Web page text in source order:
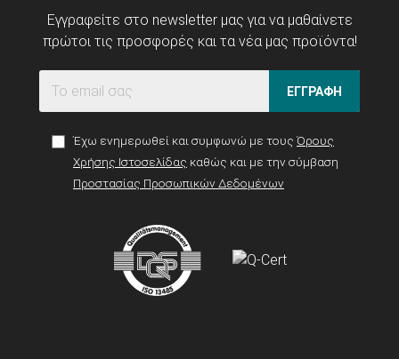
Εγγραφείτε στο newsletter μας για να μαθαίνετε
πρώτοι τις προσφορές και τα νέα μας προϊόντα!
ΕΓΓΡΑΦΗ
Έχω ενημερωθεί και συμφωνώ με τους Όρους
Χρήσης Ιστοσελίδας καθώς και με την σύμβαση
Προστασίας Προσωπικών Δεδομένων